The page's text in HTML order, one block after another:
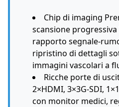
Chip di imaging
scansione progressiva
rapporto segnale-
ripristino di dettagli
immagini vascolari a
Ricche porte di
2×HDMI, 3×3G-SDI,
con monitor medici,